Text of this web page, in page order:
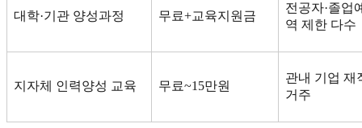
대학·기관 양성과정 무료+교육지원금
전공자·졸업
역 제한 다수
지자체 인력양성 교육 무료~15만원
관내 기업 재
거주